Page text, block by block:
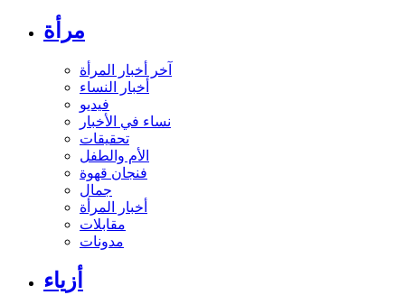
مرأة
آخر أخبار المرأة
أخبار النساء
فيديو
نساء في الأخبار
تحقيقات
الأم والطفل
فنجان قهوة
جمال
أخبار المرأة
مقابلات
مدونات
أزياء